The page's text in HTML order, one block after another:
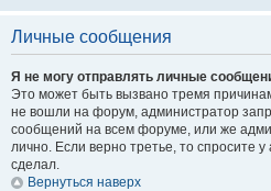
Личные сообщения
Я не могу отправлять личные
Это может быть вызвано тремя
не вошли на форум, администратор
сообщений на всем форуме, или же
лично. Если верно третье, то спросите
сделал.
Вернуться наверх